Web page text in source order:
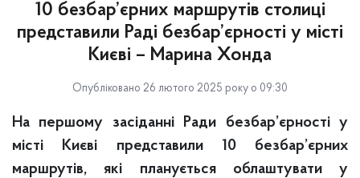
10 безбар’єрних маршрутів столиці
представили Раді безбар’єрності у місті
Києві – Марина Хонда
Опубліковано 26 лютого 2025 року о 09:30
На першому засіданні Ради безбар’єрності у
місті Києві представили 10 безбар’єрних
маршрутів, які планується облаштувати у